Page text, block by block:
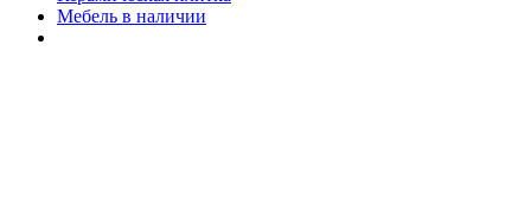
Мебель в наличии